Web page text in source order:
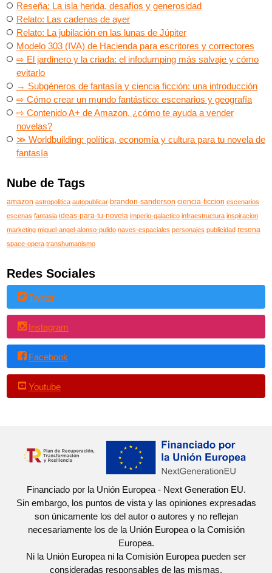
Reseña: La isla herida, desafíos y generosidad
Relato: Las cadenas de ayer
Relato: La jubilación en las lunas de Júpiter
Modelo 303 (IVA) de Hacienda para escritores y correctores
⇨ El jardinero y la criada: el infodumping más salvaje y cómo
evitarlo
→ Subgéneros de fantasía y ciencia ficción: una introducción
⇨ Cómo crear un mundo fantástico: escenarios y geografía
⇨ Contenido A+ de Amazon, ¿cómo te ayuda a vender
novelas?
≫ Worldbuilding: política, economía y cultura para tu novela de
fantasía
Nube de Tags
amazon astropolitica autopublicar brandon-sanderson ciencia-ficcion escenarios
escenas fantasia ideas-para-tu-novela imperio-galactico infraestructura inspiracion
marketing miguel-angel-alonso-pulido naves-espaciales personajes publicidad resena
space-opera transhumanismo
Redes Sociales
Twitter
Instagram
Facebook
Youtube
Financiado por la Unión Europea - Next Generation EU.
Sin embargo, los puntos de vista y las opiniones expresadas
son únicamente los del autor o autores y no reflejan
necesariamente los de la Unión Europea o la Comisión
Europea.
Ni la Unión Europea ni la Comisión Europea pueden ser
consideradas responsables de las mismas.